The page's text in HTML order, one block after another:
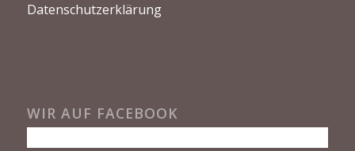
Datenschutzerklärung
WIR AUF FACEBOOK